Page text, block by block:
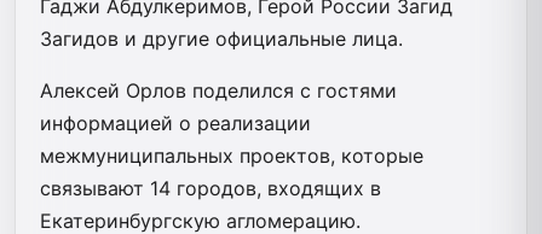
Гаджи Абдулкеримов, Герой России Загид
Загидов и другие официальные лица.
Алексей Орлов поделился с гостями
информацией о реализации
межмуниципальных проектов, которые
связывают 14 городов, входящих в
Екатеринбургскую агломерацию.